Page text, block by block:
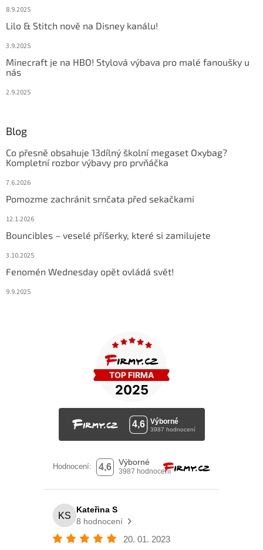
8.9.2025
Lilo & Stitch nově na Disney kanálu!
3.9.2025
Minecraft je na HBO! Stylová výbava pro malé fanoušky u
nás
2.9.2025
Blog
Co přesně obsahuje 13dílný školní megaset Oxybag?
Kompletní rozbor výbavy pro prvňáčka
7.6.2026
Pomozme zachránit srnčata před sekačkami
12.1.2026
Bouncibles – veselé příšerky, které si zamilujete
3.10.2025
Fenomén Wednesday opět ovládá svět!
9.9.2025